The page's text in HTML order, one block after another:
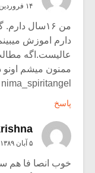
۱۴ فروردین ۱۳۸۹ در ۷:۳۴ ب٫ظ
من ۱۶سال
دارم اموزش
عالیست.اگه
nima_spiritangel
پاسخ
۵ آبان ۱۳۸۹ در ۲:۴۸ ق٫ظ
خوب انصا فا هم